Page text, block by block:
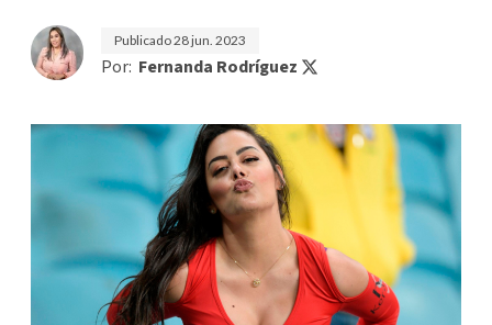
Publicado28 jun. 2023
Por: Fernanda Rodríguez